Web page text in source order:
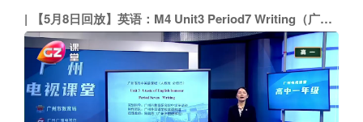
【5月8日回放】英语：M4 Unit3 Period7 Writing（广州外国语学校 陈丽芳）